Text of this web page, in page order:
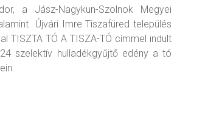
a Jász-Nagykun-Szolnok Megyei
Újvári Imre Tiszafüred település
TISZTA TÓ A TISZA-TÓ címmel indult
szelektív hulladékgyűjtő edény a tó